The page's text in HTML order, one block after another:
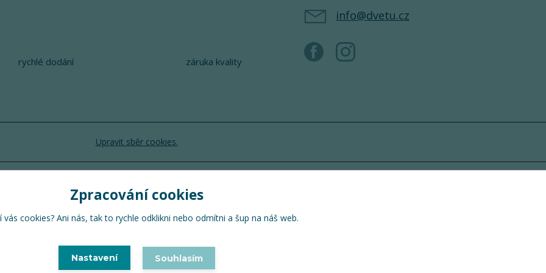
rychlé dodání záruka kvality
info@dvetu.cz
Upravit sběr cookies.
TuTu 2024 © Všechna práva vyhrazena
Zpracování cookies
vás cookies? Ani nás, tak to rychle odklikni nebo odmítni a šup na náš web.
Nastavení Souhlasím